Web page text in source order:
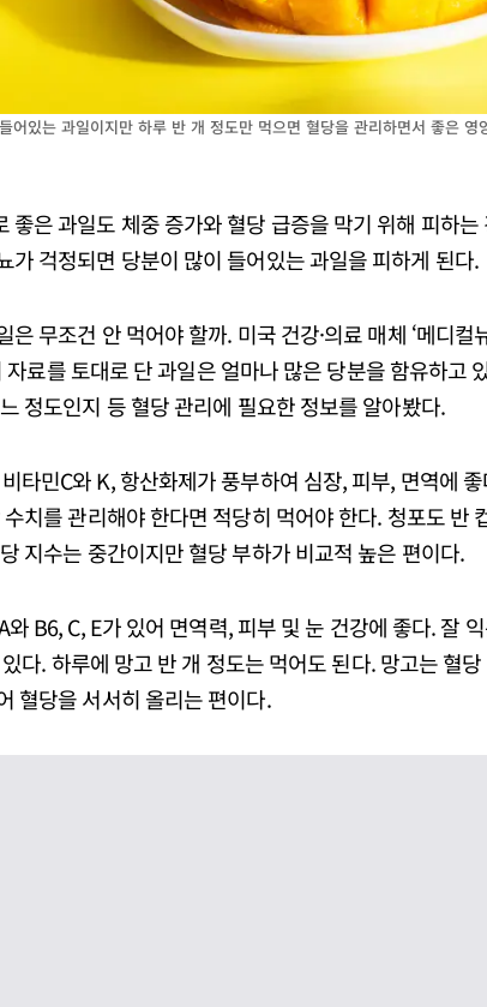
어있는 과일이지만 하루 반 개 정도만 먹으면 혈당을 관리하면서 좋은 영
좋은 과일도 체중 증가와 혈당 급증을 막기 위해 피하
가 걱정되면 당분이 많이 들어있는 과일을 피하게 된다.
은 무조건 안 먹어야 할까. 미국 건강·의료 매체 ‘메디
자료를 토대로 단 과일은 얼마나 많은 당분을 함유하고
정도인지 등 혈당 관리에 필요한 정보를 알아봤다.
타민C와 K, 항산화제가 풍부하여 심장, 피부, 면역에
치를 관리해야 한다면 적당히 먹어야 한다. 청포도 반
지수는 중간이지만 혈당 부하가 비교적 높은 편이다.
와 B6, C, E가 있어 면역력, 피부 및 눈 건강에 좋다. 잘
다. 하루에 망고 반 개 정도는 먹어도 된다. 망고는 혈
혈당을 서서히 올리는 편이다.